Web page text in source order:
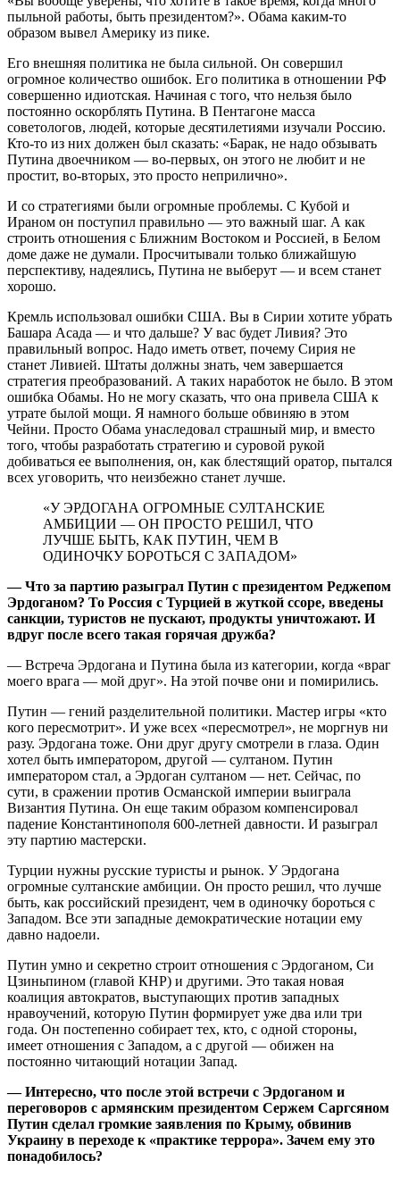
пыльной работы, быть президентом?». Обама каким-то
образом вывел Америку из пике.
Его внешняя политика не была сильной. Он совершил
огромное количество ошибок. Его политика в отношении РФ
совершенно идиотская. Начиная с того, что нельзя было
постоянно оскорблять Путина. В Пентагоне масса
советологов, людей, которые десятилетиями изучали Россию.
Кто-то из них должен был сказать: «Барак, не надо обзывать
Путина двоечником — во-первых, он этого не любит и не
простит, во-вторых, это просто неприлично».
И со стратегиями были огромные проблемы. С Кубой и
Ираном он поступил правильно — это важный шаг. А как
строить отношения с Ближним Востоком и Россией, в Белом
доме даже не думали. Просчитывали только ближайшую
перспективу, надеялись, Путина не выберут — и всем станет
хорошо.
Кремль использовал ошибки США. Вы в Сирии хотите убрать
Башара Асада — и что дальше? У вас будет Ливия? Это
правильный вопрос. Надо иметь ответ, почему Сирия не
станет Ливией. Штаты должны знать, чем завершается
стратегия преобразований. А таких наработок не было. В этом
ошибка Обамы. Но не могу сказать, что она привела США к
утрате былой мощи. Я намного больше обвиняю в этом
Чейни. Прос­то Обама унаследовал страшный мир, и вместо
того, чтобы разработать стратегию и суровой рукой
добиваться ее выполнения, он, как блестящий оратор, пытался
всех уговорить, что неизбежно станет лучше.
«У ЭРДОГАНА ОГРОМНЫЕ СУЛТАНСКИЕ
АМБИЦИИ — ОН ПРОСТО РЕШИЛ, ЧТО
ЛУЧШЕ БЫТЬ, КАК ПУТИН, ЧЕМ В
ОДИНОЧКУ БОРОТЬСЯ С ЗАПАДОМ»
— Что за партию разыграл Путин с президентом Реджепом
Эрдоганом? То Россия с Турцией в жуткой ссоре, введены
санкции, туристов не пускают, продукты уничтожают. И
вдруг после всего такая горячая дружба?
— Встреча Эрдогана и Путина была из категории, когда «враг
моего врага — мой друг». На этой почве они и помирились.
Путин — гений разделительной политики. Мастер игры «кто
кого пересмотрит». И уже всех «пересмотрел», не моргнув ни
разу. Эрдогана тоже. Они друг другу смотрели в глаза. Один
хотел быть императором, другой — султаном. Путин
императором стал, а Эрдоган султаном — нет. Сейчас, по
сути, в сражении против Ос­ман­ской империи выиграла
Византия Путина. Он еще таким образом компенсировал
падение Константинополя 600-летней давности. И разыграл
эту партию мастерски.
Турции нужны русские туристы и рынок. У Эрдогана
огромные султанские амбиции. Он просто решил, что лучше
быть, как российский президент, чем в одиночку бороться с
Западом. Все эти западные демократические нотации ему
давно надоели.
Путин умно и секретно строит отношения с Эрдоганом, Си
Цзиньпином (главой КНР) и другими. Это такая новая
коалиция автократов, выступающих против западных
нравоучений, которую Путин формирует уже два или три
года. Он постепенно собирает тех, кто, с одной стороны,
имеет отношения с Западом, а с другой — обижен на
постоянно читающий нотации Запад.
— Интересно, что после этой встречи с Эрдоганом и
переговоров с армянским президентом Сержем Саргсяном
Путин сделал громкие заявления по Крыму, обвинив
Украину в переходе к «практике террора». Зачем ему это
понадобилось?